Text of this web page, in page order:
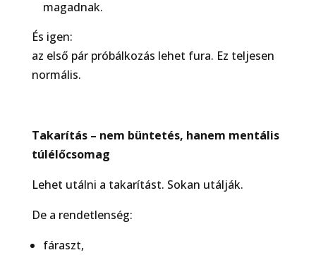
magadnak.
És igen:
az első pár próbálkozás lehet fura. Ez teljesen
normális.
Takarítás – nem büntetés, hanem mentális
túlélőcsomag
Lehet utálni a takarítást. Sokan utálják.
De a rendetlenség:
fáraszt,